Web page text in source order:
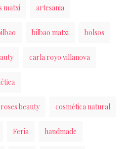
matxi artesania
bilbao matxi bolsos
carla royo villanova
beauty cosmética natural
Feria handmade